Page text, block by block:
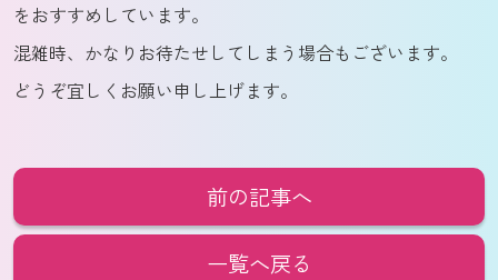
をおすすめしています。
混雑時、かなりお待たせしてしまう場合もございます。
どうぞ宜しくお願い申し上げます。
前の記事へ
一覧へ戻る